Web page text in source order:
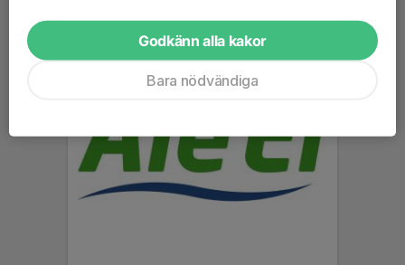
Godkänn alla kakor
Bara nödvändiga